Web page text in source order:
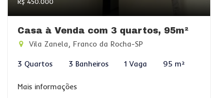
Casa à Venda com 3 quartos, 95m²
Vila Zanela, Franco da Rocha-SP
3 Quartos 3 Banheiros 1 Vaga 95 m²
Mais informações